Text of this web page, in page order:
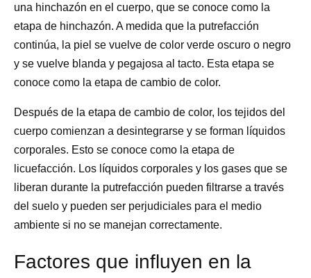
una hinchazón en el cuerpo, que se conoce como la
etapa de hinchazón. A medida que la putrefacción
continúa, la piel se vuelve de color verde oscuro o negro
y se vuelve blanda y pegajosa al tacto. Esta etapa se
conoce como la etapa de cambio de color.
Después de la etapa de cambio de color, los tejidos del
cuerpo comienzan a desintegrarse y se forman líquidos
corporales. Esto se conoce como la etapa de
licuefacción. Los líquidos corporales y los gases que se
liberan durante la putrefacción pueden filtrarse a través
del suelo y pueden ser perjudiciales para el medio
ambiente si no se manejan correctamente.
Factores que influyen en la